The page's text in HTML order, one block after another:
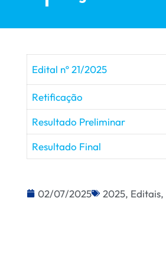
Edital nº 21/2025
Retificação
Resultado Preliminar
Resultado Final
02/07/2025 2025, Editais,